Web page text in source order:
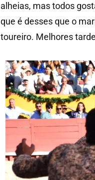
alheias, mas todos
que é desses que o
toureiro. Melhores